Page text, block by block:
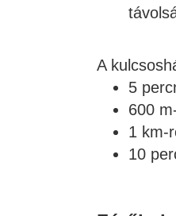
A
5
600
1 km-
10